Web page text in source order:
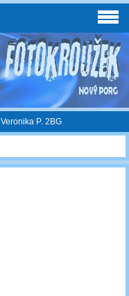
Veronika P. 2BG